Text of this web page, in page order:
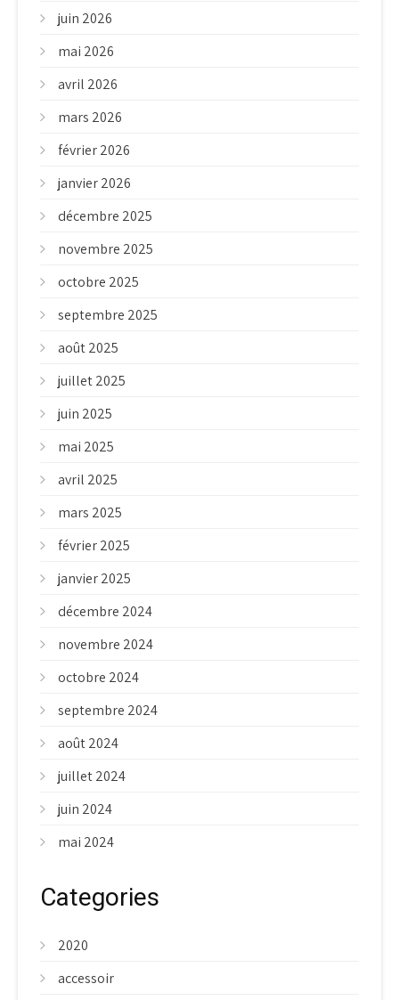
juin 2026
mai 2026
avril 2026
mars 2026
février 2026
janvier 2026
décembre 2025
novembre 2025
octobre 2025
septembre 2025
août 2025
juillet 2025
juin 2025
mai 2025
avril 2025
mars 2025
février 2025
janvier 2025
décembre 2024
novembre 2024
octobre 2024
septembre 2024
août 2024
juillet 2024
juin 2024
mai 2024
Categories
2020
accessoir